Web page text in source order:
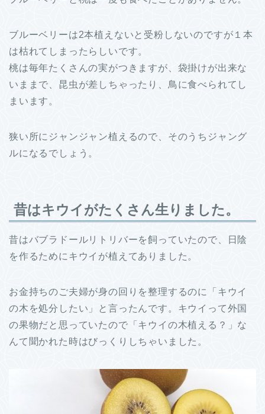
ブルーベリーは2本植えないと受粉しないのですが１本
は枯れてしまったらしいです。
桃は毎年たくさんの実がつきますが、袋掛けが出来な
いままで、昆虫が差しちゃったり、鳥に食べられてし
まいます。
狭い所にジャンジャン植えるので、そのうちジャング
ルになるでしょう。
昔はキウイがたくさん生りました。
昔はバブラドールリトリバーを飼っていたので、日陰
を作るためにキウイが植えてありました。
お金持ちのご夫婦が身の回りを整理するのに「キウイ
の木を処分したい」と言ったんです。キウイって外国
の果物だと思っていたので「キウイの木植える？」な
んて聞かれた時はびっくりしちゃいました。